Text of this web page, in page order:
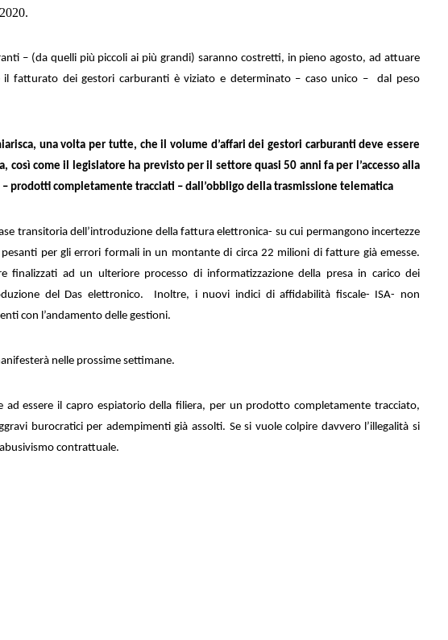
– (da quelli più piccoli ai più grandi) saranno costretti, in pieno agosto, ad attuare
il fatturato dei gestori carburanti è viziato e determinato – caso unico – dal peso
una volta per tutte, che il volume d’affari dei gestori carburanti deve essere
come il legislatore ha previsto per il settore quasi 50 anni fa per l’accesso alla
prodotti completamente tracciati – dall’obbligo della trasmissione telematica
transitoria dell’introduzione della fattura elettronica- su cui permangono incertezze
per gli errori formali in un montante di circa 22 milioni di fatture già emesse.
finalizzati ad un ulteriore processo di informatizzazione della presa in carico dei
del Das elettronico. Inoltre, i nuovi indici di affidabilità fiscale- ISA- non
con l’andamento delle gestioni.
nelle prossime settimane.
essere il capro espiatorio della filiera, per un prodotto completamente tracciato,
burocratici per adempimenti già assolti. Se si vuole colpire davvero l’illegalità si
contrattuale.